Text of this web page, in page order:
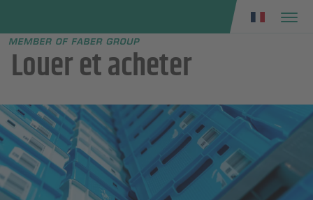
menu
Louer et acheter